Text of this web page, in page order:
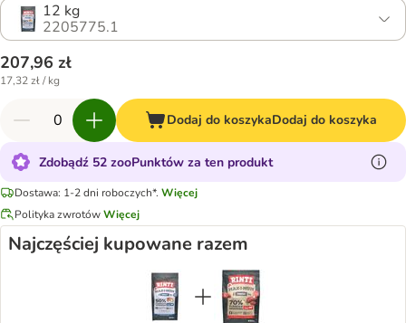
12 kg
2205775.1
207,96 zł
17,32 zł / kg
Dodaj do koszykaDodaj do koszyka
Zdobądź 52 zooPunktów za ten produkt
Dostawa: 1-2 dni roboczych*. Więcej
Polityka zwrotówWięcej
Najczęściej kupowane razem